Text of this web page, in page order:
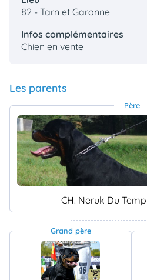
82 - Tarn et Garonne
Infos complémentaires
Chien en vente
Les parents
Père
CH. Neruk Du
Grand père